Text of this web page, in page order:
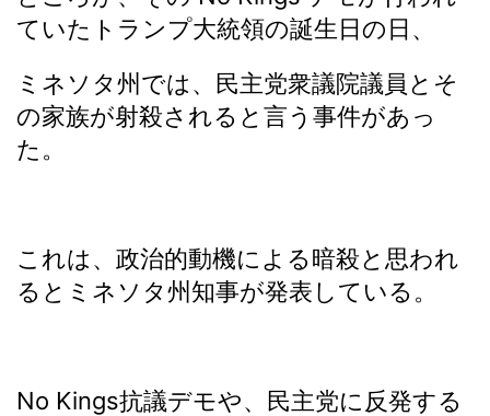
ていたトランプ大統領の誕生日の日、
ミネソタ州では、民主党衆議院議員とそ
の家族が射殺されると言う事件があっ
た。
これは、政治的動機による暗殺と思われ
るとミネソタ州知事が発表している。
No Kings抗議デモや、民主党に反発する